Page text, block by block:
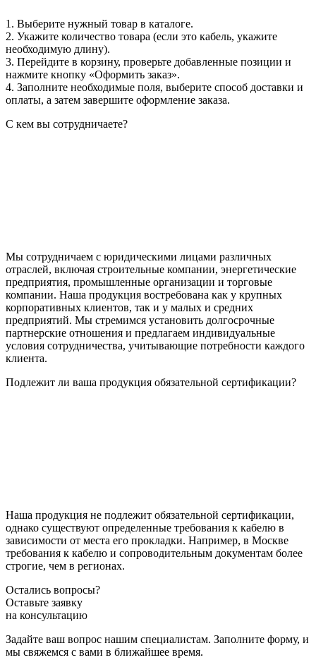
1. Выберите нужный товар в каталоге.
2. Укажите количество товара (если это кабель, укажите
необходимую длину).
3. Перейдите в корзину, проверьте добавленные позиции и
нажмите кнопку «Оформить заказ».
4. Заполните необходимые поля, выберите способ доставки и
оплаты, а затем завершите оформление заказа.
С кем вы сотрудничаете?
Мы сотрудничаем с юридическими лицами различных
отраслей, включая строительные компании, энергетические
предприятия, промышленные организации и торговые
компании. Наша продукция востребована как у крупных
корпоративных клиентов, так и у малых и средних
предприятий. Мы стремимся установить долгосрочные
партнерские отношения и предлагаем индивидуальные
условия сотрудничества, учитывающие потребности каждого
клиента.
Подлежит ли ваша продукция обязательной сертификации?
Наша продукция не подлежит обязательной сертификации,
однако существуют определенные требования к кабелю в
зависимости от места его прокладки. Например, в Москве
требования к кабелю и сопроводительным документам более
строгие, чем в регионах.
Остались вопросы?
Оставьте заявку
на консультацию
Задайте ваш вопрос нашим специалистам. Заполните форму, и
мы свяжемся с вами в ближайшее время.